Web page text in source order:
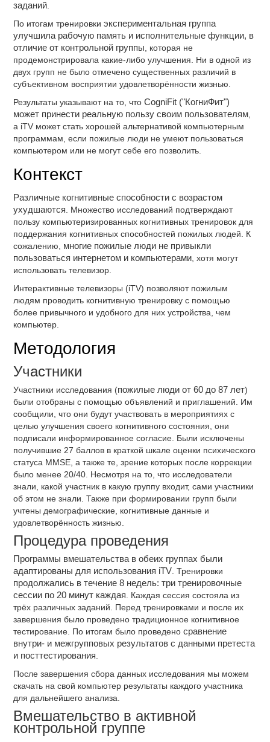
заданий
По итогам тренировкиэкспериментальная группа
улучшила рабочую память и исполнительные функции, в
отличие от контрольной группы , которая не
продемонстрировала какие-либо улучшения. Ни в одной из
двух групп не было отмечено существенных различий в
субъективном восприятии удовлетворённости жизнью.
Результаты указывают на то, чтоCogniFit ("КогниФит")
может принести реальную пользу своим пользователям
а iTV может стать хорошей альтернативой компьютерным
программам, если пожилые люди не умеют пользоваться
компьютером или не могут себе его позволить.
Контекст
Различные когнитивные способности с возрастом
ухудшаются . Множество исследований подтверждают
пользу компьютеризированных когнитивных тренировок для
поддержания когнитивных способностей пожилых людей. К
сожалению, многие пожилые люди не привыкли
пользоваться интернетом и компьютерами , хотя могут
использовать телевизор.
Интерактивные телевизоры (iTV) позволяют пожилым
людям проводить когнитивную тренировку с помощью
более привычного и удобного для них устройства, чем
компьютер.
Методология
Участники
Участники исследования (пожилые люди от 60 до 87 лет)
были отобраны с помощью объявлений и приглашений. Им
сообщили, что они будут участвовать в мероприятиях с
целью улучшения своего когнитивного состояния, они
подписали информированное согласие. Были исключены
получившие 27 баллов в краткой шкале оценки психического
статуса MMSE, а также те, зрение которых после коррекции
было менее 20/40. Несмотря на то, что исследователи
знали, какой участник в какую группу входит, сами участники
об этом не знали. Также при формировании групп были
учтены демографические, когнитивные данные и
удовлетворённость жизнью.
Процедура проведения
Программы вмешательства в обеих группах были
адаптированы для использования iTV . Тренировки
продолжались в течение 8 недель: три тренировочные
сессии по 20 минут каждая . Каждая сессия состояла из
трёх различных заданий. Перед тренировками и после их
завершения было проведено традиционное когнитивное
тестирование. По итогам было проведеносравнение
внутри- и межгрупповых результатов с данными претеста
и посттестирования
После завершения сбора данных исследования мы можем
скачать на свой компьютер результаты каждого участника
для дальнейшего анализа.
Вмешательство в активной
контрольной группе